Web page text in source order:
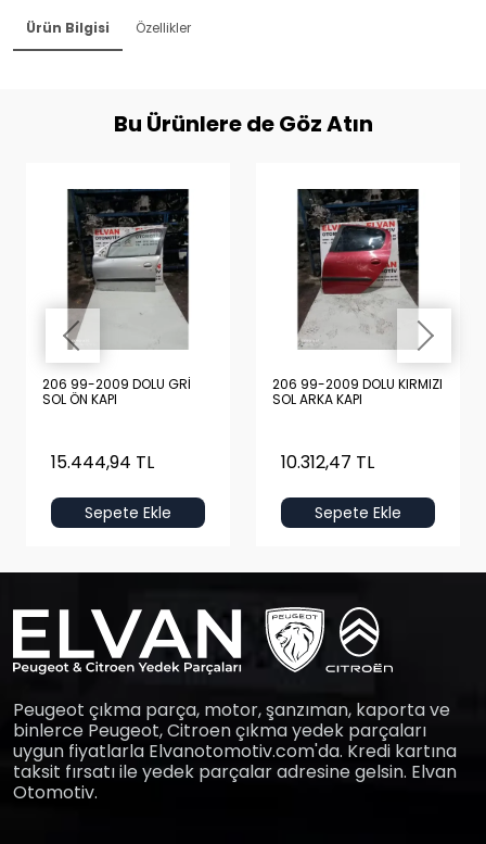
Ürün Bilgisi Özellikler
Bu Ürünlere de Göz Atın
206 99-2009 DOLU GRİ
SOL ÖN KAPI
15.444,94 TL
Sepete Ekle
206 99-2009 DOLU KIRMIZI
SOL ARKA KAPI
10.312,47 TL
Sepete Ekle
Peugeot çıkma parça, motor, şanzıman, kaporta ve
binlerce Peugeot, Citroen çıkma yedek parçaları
uygun fiyatlarla Elvanotomotiv.com'da. Kredi kartına
taksit fırsatı ile yedek parçalar adresine gelsin. Elvan
Otomotiv.